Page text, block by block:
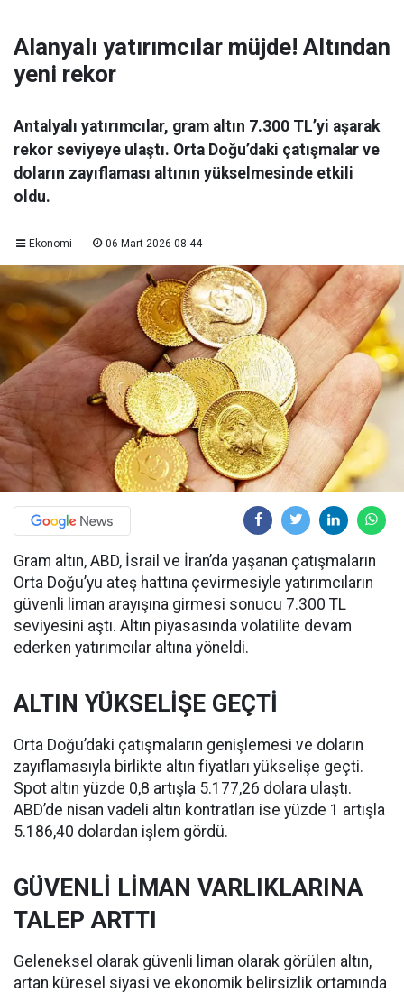
Alanyalı yatırımcılar müjde! Altından
yeni rekor
Antalyalı yatırımcılar, gram altın 7.300 TL’yi aşarak
rekor seviyeye ulaştı. Orta Doğu’daki çatışmalar ve
doların zayıflaması altının yükselmesinde etkili
oldu.
Ekonomi 06 Mart 2026 08:44
Gram altın, ABD, İsrail ve İran’da yaşanan çatışmaların
Orta Doğu’yu ateş hattına çevirmesiyle yatırımcıların
güvenli liman arayışına girmesi sonucu 7.300 TL
seviyesini aştı. Altın piyasasında volatilite devam
ederken yatırımcılar altına yöneldi.
ALTIN YÜKSELİŞE GEÇTİ
Orta Doğu’daki çatışmaların genişlemesi ve doların
zayıflamasıyla birlikte altın fiyatları yükselişe geçti.
Spot altın yüzde 0,8 artışla 5.177,26 dolara ulaştı.
ABD’de nisan vadeli altın kontratları ise yüzde 1 artışla
5.186,40 dolardan işlem gördü.
GÜVENLİ LİMAN VARLIKLARINA
TALEP ARTTI
Geleneksel olarak güvenli liman olarak görülen altın,
artan küresel siyasi ve ekonomik belirsizlik ortamında